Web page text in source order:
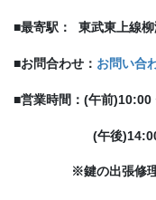
■最寄駅： 東武東上線
■お問合わせ： お問い合
■営業時間：(午前)10:00
(午後)
※鍵の出張修